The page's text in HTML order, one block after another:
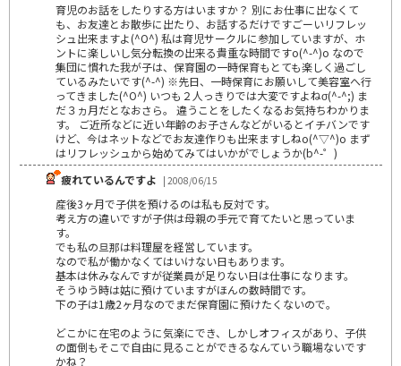
育児のお話をしたりする方はいますか？ 別にお仕事に出なくて
も、お友達とお散歩に出たり、お話するだけですごーいリフレッ
シュ出来ますよ(^O^) 私は育児サークルに参加していますが、ホ
ントに楽しいし気分転換の出来る貴重な時間ですo(^-^)o なので
集団に慣れた我が子は、保育園の一時保育もとても楽しく過ごし
ているみたいです(^-^) ※先日、一時保育にお願いして美容室へ行
ってきました(^O^) いつも２人っきりでは大変ですよねσ(^-^;) ま
だ３ヵ月だとなおさら。 違うことをしたくなるお気持ちわかりま
す。 ご近所などに近い年齢のお子さんなどがいるとイチバンです
けど、今はネットなどでお友達作りも出来ますしねo(^▽^)o まず
はリフレッシュから始めてみてはいかがでしょうか(b^-゜)
疲れているんですよ | 2008/06/15
産後3ヶ月で子供を預けるのは私も反対です。
考え方の違いですが子供は母親の手元で育てたいと思っていま
す。
でも私の旦那は料理屋を経営しています。
なので私が働かなくてはいけない日もあります。
基本は休みなんですが従業員が足りない日は仕事になります。
そうゆう時は姑に預けていますがほんの数時間です。
下の子は1歳2ヶ月なのでまだ保育園に預けたくないので。
どこかに在宅のように気楽にでき、しかしオフィスがあり、子供
の面倒もそこで自由に見ることができるなんていう職場ないです
かね？